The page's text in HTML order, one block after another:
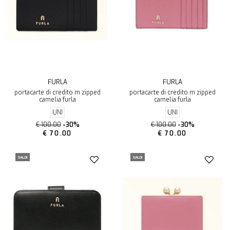
FURLA
portacarte di credito m zipped
camelia furla
UNI
€ 100.00 -30%
€ 70.00
FURLA
portacarte di credito m zipped
camelia furla
UNI
€ 100.00 -30%
€ 70.00
SALDI SALDI